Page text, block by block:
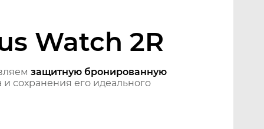
Watch 2R
защитную бронированную
сохранения его идеального